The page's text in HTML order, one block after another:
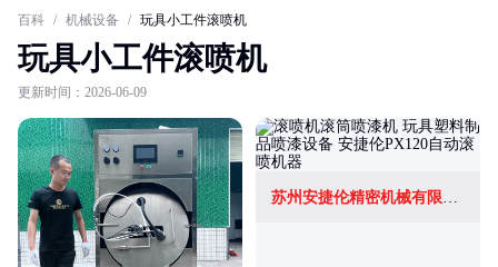
百科 / 机械设备 / 玩具小工件滚喷机
玩具小工件滚喷机
更新时间：2026-06-09
苏州安捷伦精密机械有限公司